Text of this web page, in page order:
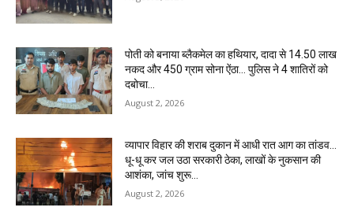
पोती को बनाया ब्लैकमेल का हथियार, दादा से 14.50 लाख
नकद और 450 ग्राम सोना ऐंठा… पुलिस ने 4 शातिरों को
दबोचा…
August 2, 2026
व्यापार विहार की शराब दुकान में आधी रात आग का तांडव…
धू-धू कर जल उठा सरकारी ठेका, लाखों के नुकसान की
आशंका, जांच शुरू…
August 2, 2026